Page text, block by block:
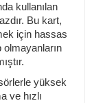
kullanılan
Bu kart,
için hassas
olmayanların
yüksek
ve hızlı